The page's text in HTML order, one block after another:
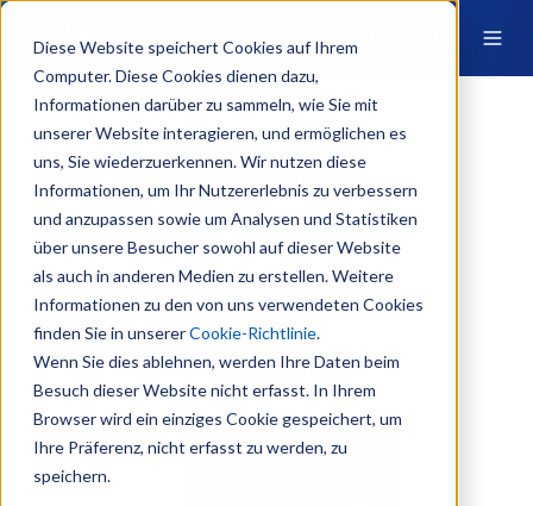
Diese Website speichert Cookies auf Ihrem
Computer. Diese Cookies dienen dazu,
Informationen darüber zu sammeln, wie Sie mit
unserer Website interagieren, und ermöglichen es
uns, Sie wiederzuerkennen. Wir nutzen diese
Informationen, um Ihr Nutzererlebnis zu verbessern
und anzupassen sowie um Analysen und Statistiken
über unsere Besucher sowohl auf dieser Website
als auch in anderen Medien zu erstellen. Weitere
Informationen zu den von uns verwendeten Cookies
finden Sie in unsererCookie-Richtlinie.
Wenn Sie dies ablehnen, werden Ihre Daten beim
Besuch dieser Website nicht erfasst. In Ihrem
Browser wird ein einziges Cookie gespeichert, um
Ihre Präferenz, nicht erfasst zu werden, zu
speichern.
Deutsch